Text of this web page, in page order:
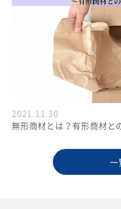
2021.11.30
無形商材とは？有形商材と
一